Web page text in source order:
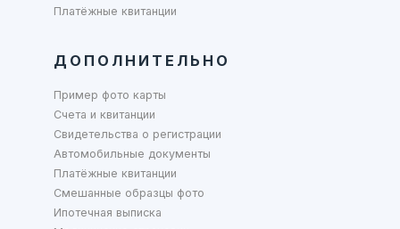
Платёжные квитанции
ДОПОЛНИТЕЛЬНО
Пример фото карты
Счета и квитанции
Свидетельства о регистрации
Автомобильные документы
Платёжные квитанции
Смешанные образцы фото
Ипотечная выписка